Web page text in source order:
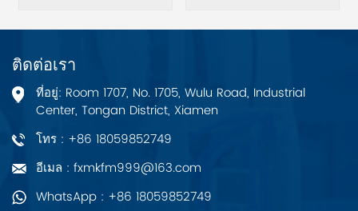
4094 AMD® EPYC™
x16 + 2x PCIe 4.0 x8, 9x
SATA 3, 5x USB 3.2
(Gen1), Dual 10GbE
ติดต่อเรา
ที่อยู่: Room 1707, No. 1705, Wulu Road, Industrial
Center, Tongan District, Xiamen
โทร : +86 18059852749
อีเมล : fxmkfm999@163.com
WhatsApp : +86 18059852749